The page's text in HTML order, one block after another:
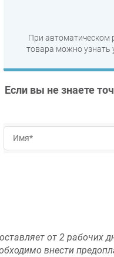
При автоматическом
товара можно узнать
Если вы не знаете
от 2 рабочих
внести